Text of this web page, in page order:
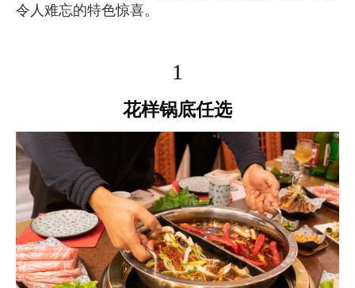
令人难忘的特色惊喜。
1
花样锅底任选